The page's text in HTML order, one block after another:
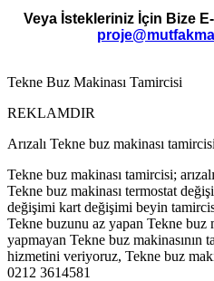
Veya İstekleriniz İçin Bize
Tekne Buz Makinası Tamircisi
REKLAMDIR
Arızalı Tekne buz makinası tamircisi
Tekne buz makinası tamircisi;
Tekne buz makinası termostat
değişimi kart değişimi beyin
Tekne buzunu az yapan Tekne buz
yapmayan Tekne buz makinasının
hizmetini veriyoruz, Tekne buz
0212 3614581